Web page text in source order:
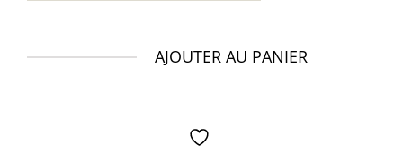
AJOUTER AU PANIER